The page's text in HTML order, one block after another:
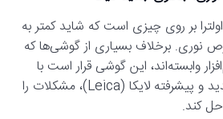
تمرکز اصلی شیائومی ۱۷ اولترا بر روی چیزی است که شاید کمتر به
نوری. برخلاف بسیاری از گوشی‌ها که
وابسته‌اند، این گوشی قرار است با
استفاده از پوشش لنز جدید و پیشرفته لایکا (Leica)، مشکلات را
کند.